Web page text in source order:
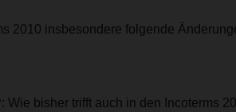
2010 insbesondere folgende
Wie bisher trifft auch in den Incoterms